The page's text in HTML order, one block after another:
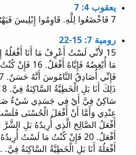
يعقوب 4: 7
7 فَاخْضَعُوا لِلَّهِ. قَاوِمُوا إِبْلِيسَ فَيَهْرُبَ مِنْكُمْ.
رومية 7: 15-22
15 لأَنِّي لَسْتُ أَعْرِفُ مَا أَنَا
مَا أُبْغِضُهُ
سَاكِنٌ فِيَّ أَيْ فِي جَسَدِي شَيْءٌ
أَفْعَلُ الصَّالِحَ الَّذِي أُرِيدُهُ بَلِ
أَفْعَلُ. 20 فَإِنْ كُنْتُ مَا لَسْتُ
أَفْعَلُهُ أَنَا بَلِ الْخَطِيَّةُ السَّاكِنَةُ فِيَّ.